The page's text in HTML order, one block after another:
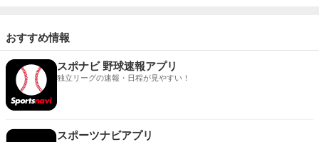
おすすめ情報
スポナビ 野球速報アプリ
独立リーグの速報・日程が見やすい！
スポーツナビアプリ